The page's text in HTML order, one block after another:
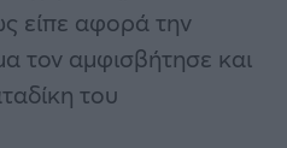
είπε αφορά την
τον αμφισβήτησε και
του